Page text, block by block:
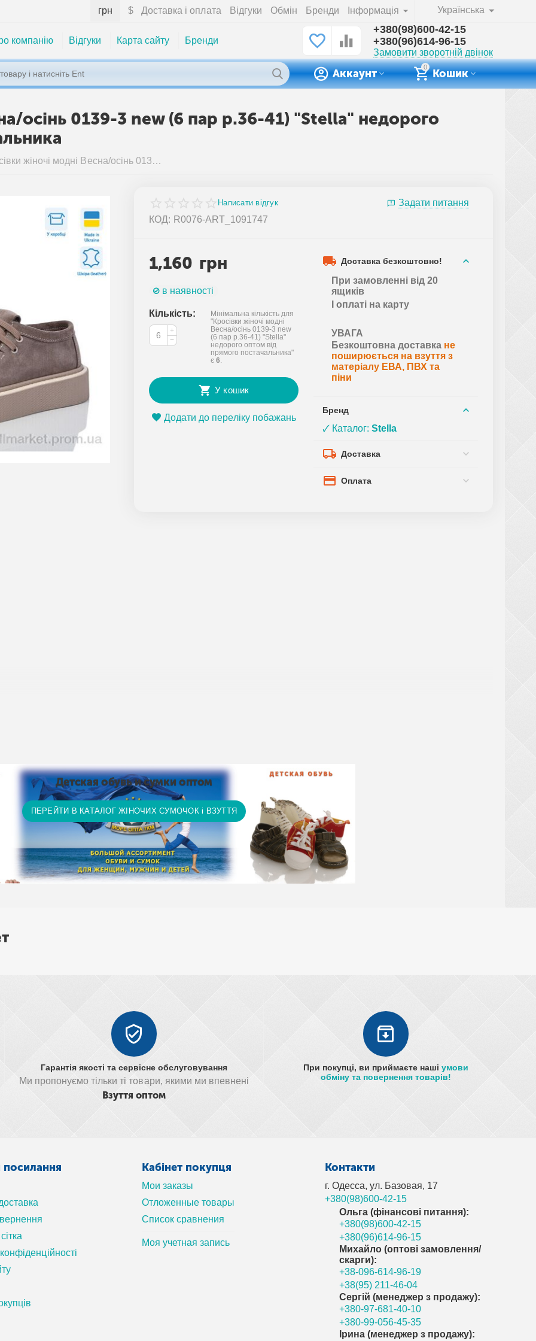
Українська
Доставка і оплата Відгуки Обмін Бренди Інформація
грн $
компанію Відгуки Карта сайту Бренди
+380(98)600-42-15
+380(96)614-96-15
Замовити зворотній двінок
0
Кошик
Аккаунт
осінь 0139-3 new (6 пар р.36-41) "Stella" недорого
Кросівки жіночі модні Весна/осінь 0139-3 new (6 пар р.36-41) "Stella" недорого оптом від прямого постачальника
Написати відгук
Задати питання
КОД: R0076-ART_1091747
1,160 грн
в наявності
Кількість:
+
−
Мінімальна кількість для
"Кросівки жіночі модні
Весна/осінь 0139-3 new
(6 пар р.36-41) "Stella"
недорого оптом від
прямого постачальника"
є6.
У кошик
Додати до переліку побажань
Доставка безкоштовно!
При замовленні від 20
ящиків
І оплаті на карту
УВАГА
Безкоштовна доставка не
поширюється на взуття з
матеріалу ЕВА, ПВХ та
піни
Бренд
🗸 Каталог:Stella
Доставка
Оплата
15 тис. грн. і оплаті на карту доставка безкоштовно! При замовленні взуття від 20 ящиків (крім
карту доставка безкоштовно! Доставка НЕ ​​ОПЛАЧУЄТЬСЯ за великогабаритний товар (валізи,
рушники тощо)
Детская обувь и сумки оптом
ПЕРЕЙТИ В КАТАЛОГ ЖІНОЧИХ СУМОЧОК і ВЗУТТЯ
Гарантія якості та сервісне обслуговування
Ми пропонуємо тільки ті товари, якими ми впевнені
Взуття оптом
При покупці, ви приймаєте нашіумови
обміну та повернення товарів!
посилання Кабінет покупця
Мои заказы
Отложенные товары
Список сравнения
Моя учетная запись
Контакти
г. Одесса, ул. Базовая, 17
+380(98)600-42-15
Ольга (фінансові питання):
+380(98)600-42-15
+380(96)614-96-15
Михайло (оптові замовлення/
скарги):
+38-096-614-96-19
+38(95) 211-46-04
Сергій (менеджер з продажу):
+380-97-681-40-10
+380-99-056-45-35
Ірина (менеджер з продажу):